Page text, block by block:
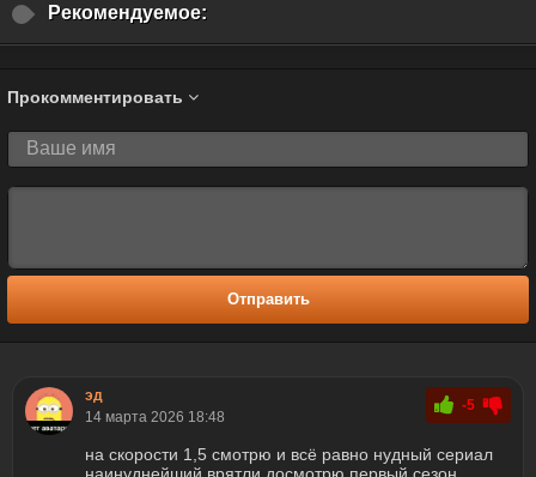
Рекомендуемое:
Прокомментировать
Отправить
эд
14 марта 2026 18:48
-5
на скорости 1,5 смотрю и всё равно нудный сериал
наинуднейший врятли досмотрю первый сезон